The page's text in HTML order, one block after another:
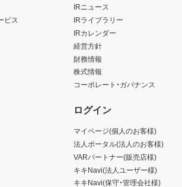
ビス
IRニュース
IRライブラリー
IRカレンダー
経営方針
財務情報
株式情報
コーポレート・ガバナンス
ログイン
マイページ(個人のお客様)
法人ポータル(法人のお客様)
VARパートナー(販売店様)
キキNavi(法人ユーザー様)
キキNavi(保守・管理会社様)